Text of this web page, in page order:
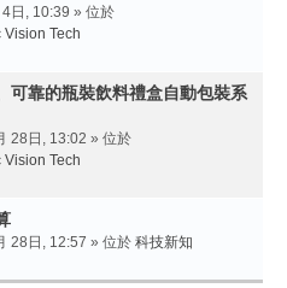
日, 10:39 » 位於
Vision Tech
可靠的瓶裝飲料禮盒自動包裝系
28日, 13:02 » 位於
Vision Tech
28日, 12:57 » 位於 科技新知